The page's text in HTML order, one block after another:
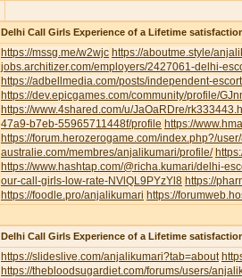
Delhi Call Girls Experience of a Lifetime
https://mssg.me/w2wjc https://aboutme.style/
jobs.architizer.com/employers/2427061-delhi-
https://adbellmedia.com/posts/independent-
https://dev.epicgames.com/community/profile/
https://www.4shared.com/u/JaOaRDre/
47a9-b7eb-55965711448f/profile https://
https://forum.herozerogame.com/index.php?/
australie.com/membres/anjalikumari/profile/
https://www.hashtap.com/@richa.kumari/delhi-
our-call-girls-low-rate-NVlQL9PYzYl8 https://
https://foodle.pro/anjalikumari https://
Delhi Call Girls Experience of a Lifetime
https://slideslive.com/anjalikumari?tab=about
https://thebloodsugardiet.com/forums/users/